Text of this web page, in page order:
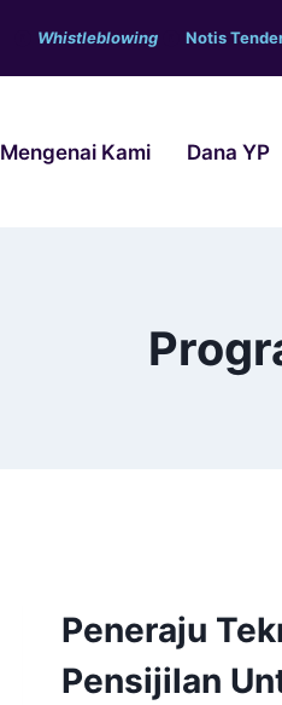
Whistleblowing Notis
Mengenai Kami Dana YP
Peneraju
Pensijilan